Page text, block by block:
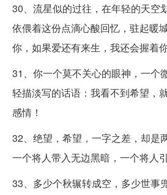
30、流星似的过往，在年轻的天空
依偎着这份点滴心酸回忆，驻起暖
你，如果爱还有来生，我还会握
31、你一个莫不关心的眼神，一个
轻描淡写的话语：我看不到希望，
感情！
32、绝望，希望，一字之差，却是
一个将人带入无边黑暗，一个将人
33、多少个秋辗转成空，多少世事